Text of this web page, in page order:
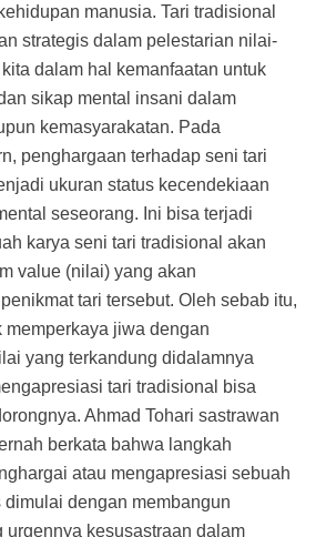
manusia. Tari tradisional
strategis dalam pelestarian nilai-
dalam hal kemanfaatan untuk
sikap mental insani dalam
kemasyarakatan. Pada
penghargaan terhadap seni tari
ukuran status kecendekiaan
seseorang. Ini bisa terjadi
karya seni tari tradisional akan
value (nilai) yang akan
tari tersebut. Oleh sebab itu,
memperkaya jiwa dengan
yang terkandung didalamnya
tari tradisional bisa
Ahmad Tohari sastrawan
berkata bahwa langkah
atau mengapresiasi sebuah
dimulai dengan membangun
urgennya kesusastraan dalam